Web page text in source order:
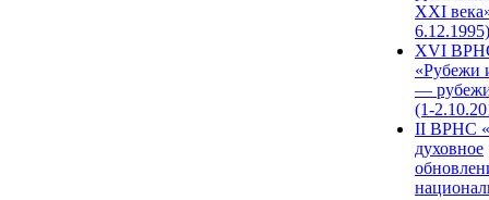
XXI
6.12.1995)
XVI
«Рубежи
—
(1-
II ВРНС
духовное